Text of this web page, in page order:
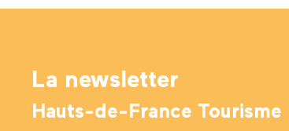
La newsletter
Hauts-de-France Tourisme